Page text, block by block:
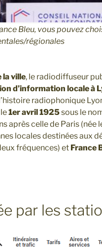
Bleu, vous pouvez
régionales
la ville, le radiodiffuseur
d’information locale à
radiophonique
1er avril 1925sous le
après celle de Paris (née
locales destinées aux
fréquences) et France
par les